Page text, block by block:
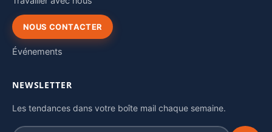
NOUS CONTACTER
Événements
NEWSLETTER
Les tendances dans votre boîte mail chaque semaine.